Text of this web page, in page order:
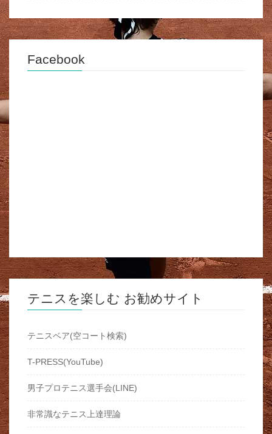
Facebook
テニスを楽しむ お勧めサイト
テニスベア(空コート検索)
T-PRESS(YouTube)
男子プロテニス選手会(LINE)
非常識なテニス上達理論